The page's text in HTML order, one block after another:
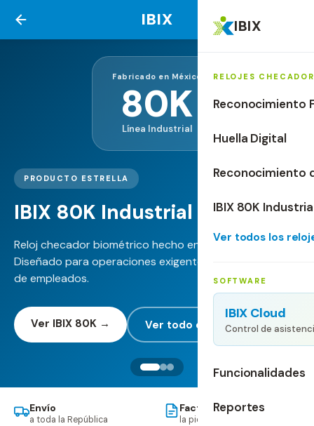
IBIX
RELOJES
Reconocimiento
Huella Digital
Reconocimiento
IBIX 80K
Ver todos los
SOFTWARE
IBIX Cloud
Control de
Funcionalidades
Reportes
IBIX
PRODUCTO ESTRELLA
IBIX 80K Industrial
Reloj checador biométrico hecho en Monterrey.
Diseñado para operaciones exigentes con alto volumen
de empleados.
Ver IBIX 80K → Ver todo el catálogo →
Fabricado en México
80K
Línea Industrial
Envío
a toda la República
Facturamos CFDI 4.0
la pides en el checkout